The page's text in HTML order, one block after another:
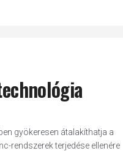
gyökeresen átalakíthatja a
rendszerek terjedése ellenére